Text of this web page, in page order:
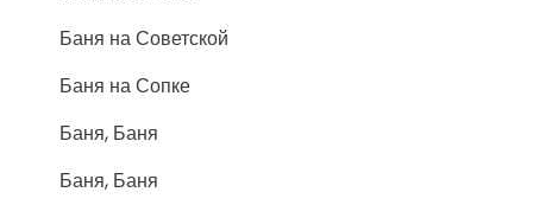
Баня на Советской
Баня на Сопке
Баня, Баня
Баня, Баня